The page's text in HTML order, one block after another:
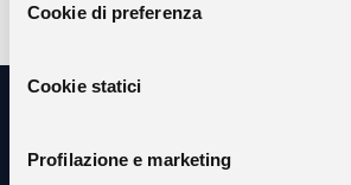
Cookie di preferenza
Cookie statici
Profilazione e marketing
Resta in contatto